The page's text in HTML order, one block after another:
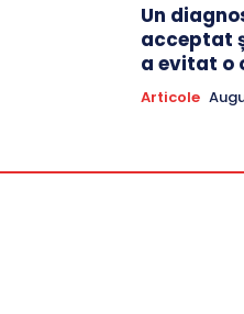
Un
acceptat
a evitat o
Articole